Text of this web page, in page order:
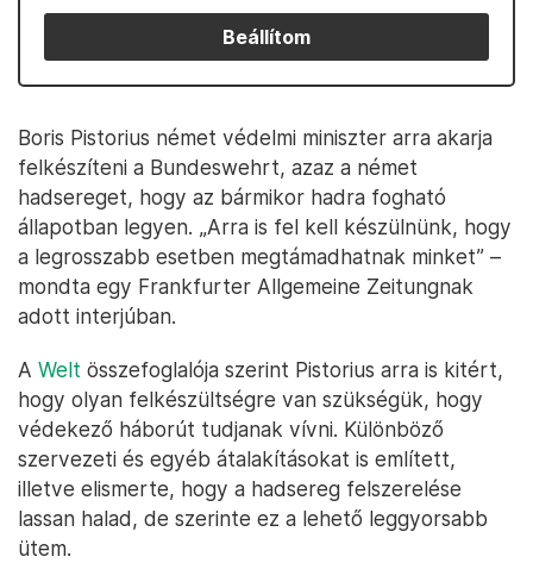
Beállítom
Boris Pistorius német védelmi miniszter arra akarja
felkészíteni a Bundeswehrt, azaz a német
hadsereget, hogy az bármikor hadra fogható
állapotban legyen. „Arra is fel kell készülnünk, hogy
a legrosszabb esetben megtámadhatnak minket” –
mondta egy Frankfurter Allgemeine Zeitungnak
adott interjúban.
A Welt összefoglalója szerint Pistorius arra is kitért,
hogy olyan felkészültségre van szükségük, hogy
védekező háborút tudjanak vívni. Különböző
szervezeti és egyéb átalakításokat is említett,
illetve elismerte, hogy a hadsereg felszerelése
lassan halad, de szerinte ez a lehető leggyorsabb
ütem.